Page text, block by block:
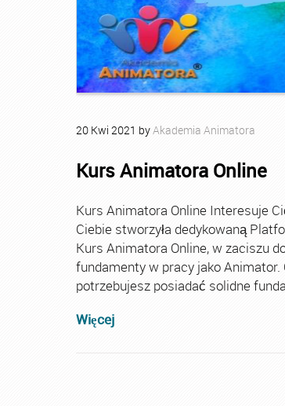
20 Kwi 2021 byAkademia Animatora
Kurs Animatora Online
Kurs Animatora Online Interesuje
Ciebie stworzyła dedykowaną
Kurs Animatora Online, w zaciszu
fundamenty w pracy jako
potrzebujesz posiadać solidne
Więcej